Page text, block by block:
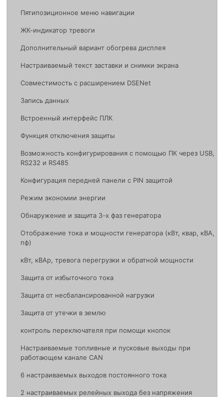
Пятипозиционное меню навигации
ЖК-индикатор тревоги
Дополнительный вариант обогрева дисплея
Настраиваемый текст заставки и снимки экрана
Совместимость с расширением DSENet
Запись данных
Встроенный интерфейс ПЛК
Функция отключения защиты
Возможность конфигурирования с помощью ПК через USB,
RS232 и RS485
Конфигурация передней панели с PIN защитой
Режим экономии энергии
Обнаружение и защита 3-х фаз генератора
Отображение тока и мощности генератора (кВт, квар, кВА,
пф)
кВт, кВАр, тревога перегрузки и обратной мощности
Защита от избыточного тока
Защита от несбалансированной нагрузки
Защита от утечки в землю
контроль переключателя при помощи кнопок
Настраиваемые топливные и пусковые выходы при
работающем канале CAN
6 настраиваемых выходов постоянного тока
2 настраиваемых релейных выхода без напряжения